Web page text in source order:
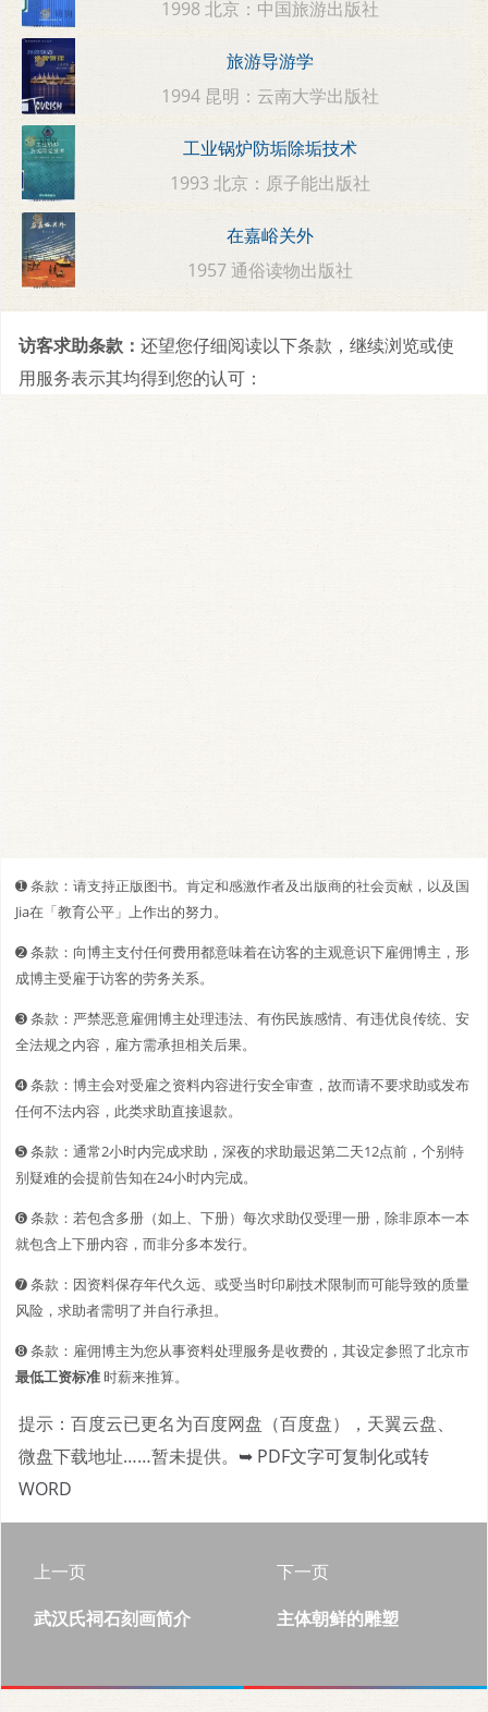
1998 北京：中国旅游出版社
旅游导游学
1994 昆明：云南大学出版社
工业锅炉防垢除垢技术
1993 北京：原子能出版社
在嘉峪关外
1957 通俗读物出版社
访客求助条款： 还望您仔细阅读以下条款，继续浏览或使
用服务表示其均得到您的认可：
➊️ 条款：请支持正版图书。肯定和感激作者及出版商的社会贡献，以及国
Jia在「教育公平」上作出的努力。
➋️️ 条款：向博主支付任何费用都意味着在访客的主观意识下雇佣博主，形
成博主受雇于访客的劳务关系。
➌ 条款：严禁恶意雇佣博主处理违法、有伤民族感情、有违优良传统、安
全法规之内容，雇方需承担相关后果。
➍ 条款：博主会对受雇之资料内容进行安全审查，故而请不要求助或发布
任何不法内容，此类求助直接退款。
➎ 条款：通常2小时内完成求助，深夜的求助最迟第二天12点前，个别特
别疑难的会提前告知在24小时内完成。
➏ 条款：若包含多册（如上、下册）每次求助仅受理一册，除非原本一本
就包含上下册内容，而非分多本发行。
➐ 条款：因资料保存年代久远、或受当时印刷技术限制而可能导致的质量
风险，求助者需明了并自行承担。
➑ 条款：雇佣博主为您从事资料处理服务是收费的，其设定参照了北京市
最低工资标准时薪来推算。
提示：百度云已更名为百度网盘（百度盘），天翼云盘、
微盘下载地址……暂未提供。 ➥ PDF文字可复制化或转
WORD
上一页
武汉氏祠石刻画简介
下一页
主体朝鲜的雕塑